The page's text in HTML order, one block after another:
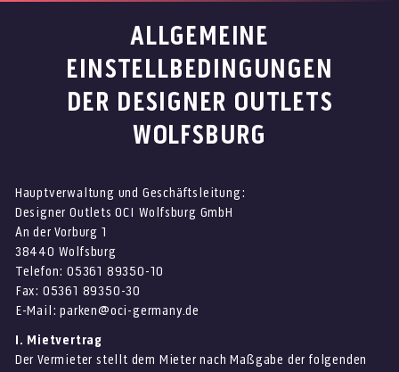
ALLGEMEINE
EINSTELLBEDINGUNGEN
DER DESIGNER OUTLETS
WOLFSBURG
Hauptverwaltung und Geschäftsleitung:
Designer Outlets OCI Wolfsburg GmbH
An der Vorburg 1
38440 Wolfsburg
Telefon: 05361 89350-10
Fax: 05361 89350-30
E-Mail: parken@oci-germany.de
I. Mietvertrag
Der Vermieter stellt dem Mieter nach Maßgabe der folgenden